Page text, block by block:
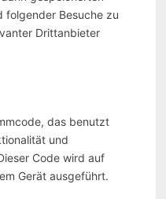
folgender Besuche zu
Drittanbieter
das benutzt
und
Code wird auf
Gerät ausgeführt.